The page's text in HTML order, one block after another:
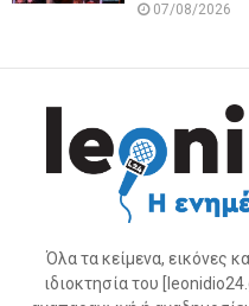
07/08/2026
Όλα τα κείμενα, εικόνες
ιδιοκτησία του